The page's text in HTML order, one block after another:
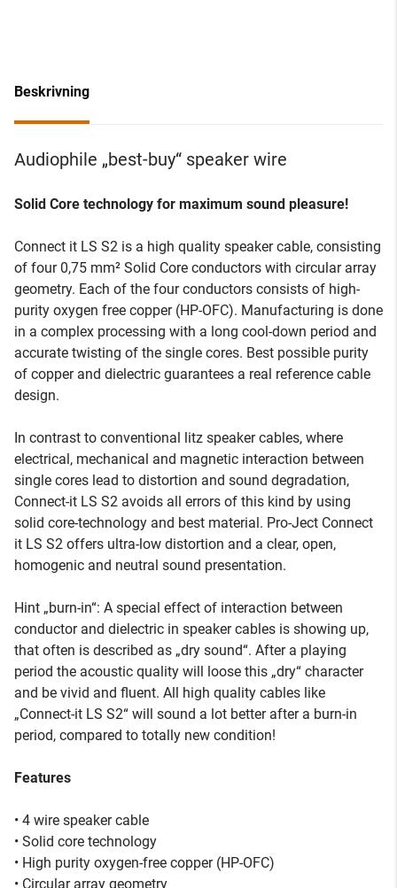
Beskrivning
Audiophile „best-buy“ speaker wire
Solid Core technology for maximum sound pleasure!
Connect it LS S2 is a high quality speaker cable, consisting
of four 0,75 mm² Solid Core conductors with circular array
geometry. Each of the four conductors consists of high-
purity oxygen free copper (HP-OFC). Manufacturing is done
in a complex processing with a long cool-down period and
accurate twisting of the single cores. Best possible purity
of copper and dielectric guarantees a real reference cable
design.
In contrast to conventional litz speaker cables, where
electrical, mechanical and magnetic interaction between
single cores lead to distortion and sound degradation,
Connect-it LS S2 avoids all errors of this kind by using
solid core-technology and best material. Pro-Ject Connect
it LS S2 offers ultra-low distortion and a clear, open,
homogenic and neutral sound presentation.
Hint „burn-in“: A special effect of interaction between
conductor and dielectric in speaker cables is showing up,
that often is described as „dry sound“. After a playing
period the acoustic quality will loose this „dry“ character
and be vivid and fluent. All high quality cables like
„Connect-it LS S2“ will sound a lot better after a burn-in
period, compared to totally new condition!
Features
• 4 wire speaker cable
• Solid core technology
• High purity oxygen-free copper (HP-OFC)
• Circular array geometry